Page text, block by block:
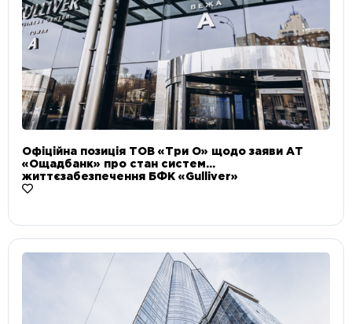
Офіційна позиція ТОВ «Три О» щодо заяви АТ
«Ощадбанк» про стан систем
життєзабезпечення БФК «Gulliver»